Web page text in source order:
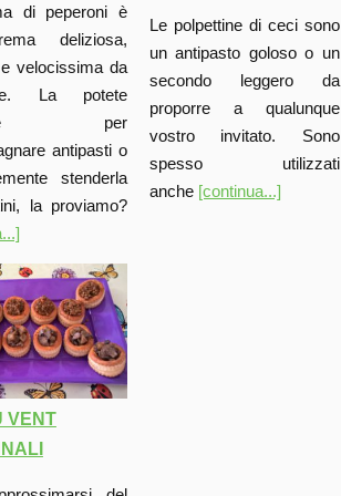
di peperoni è
deliziosa,
velocissima da
La potete
per
antipasti o
stenderla
la proviamo?
VENT
Le polpettine di ceci sono
un antipasto goloso o un
secondo leggero da
proporre a qualunque
vostro invitato. Sono
spesso utilizzati
anche [continua...]